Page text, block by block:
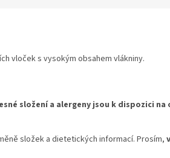
vloček s vysokým obsahem vlákniny.
složení a alergeny jsou k dispozici na
složek a dietetických informací. Prosím,